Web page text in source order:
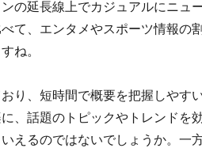
の延長線上でカジュアルにニュ
て、エンタメやスポーツ情報の
ね。
り、短時間で概要を把握しやす
、話題のトピックやトレンドを
えるのではないでしょうか。一